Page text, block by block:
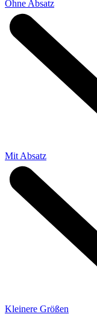
Ohne Absatz
Mit Absatz
Kleinere Größen